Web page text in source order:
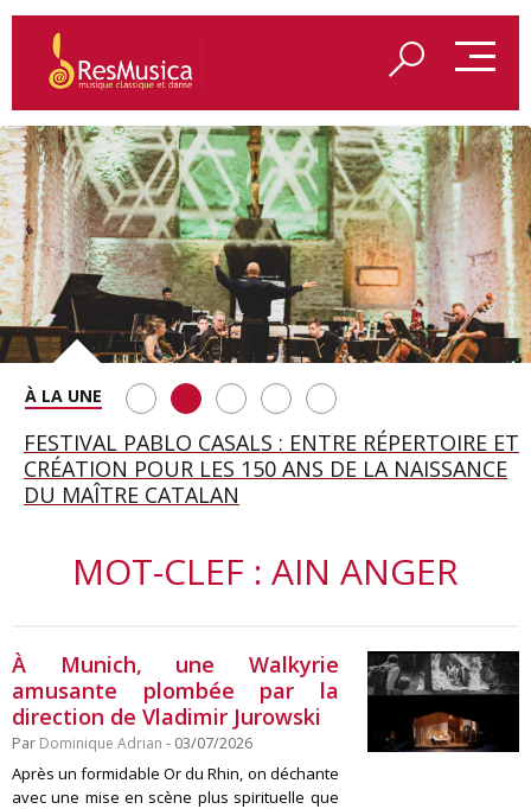
SAINT FRANÇOIS D’ASSISE À SALZBOURG, UNE
SOIRÉE IMMENSE PORTÉE PAR ROMEO
CASTELLUCCI ET MAXIME PASCAL
FESTIVAL PABLO CASALS : ENTRE RÉPERTOIRE ET
CRÉATION POUR LES 150 ANS DE LA NAISSANCE
DU MAÎTRE CATALAN
A BAYREUTH, LE 150E ANNIVERSAIRE DU RING
WAGNÉRIEN GÉNÉRÉ PAR L’IA
BETSY JOLAS FÊTE SON CENTIÈME
ANNIVERSAIRE
GEORGE BENJAMIN : « MES PARENTS AVAIENT
CETTE EXIGENCE DE L’OBJET CISELÉ »
MOT-CLEF : AIN ANGER
À Munich, une Walkyrie
amusante plombée par la
direction de Vladimir Jurowski
Par Dominique Adrian - 03/07/2026
Après un formidable Or du Rhin, on déchante
avec une mise en scène plus spirituelle que